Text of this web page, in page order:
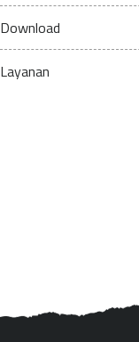
Download
Layanan